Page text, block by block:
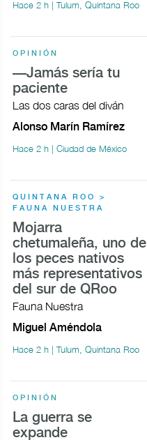
Hace 2 h | Tulum, Quintana Roo
OPINIÓN
—Jamás sería tu
paciente
Las dos caras del diván
Alonso Marín Ramírez
Hace 2 h | Ciudad de México
QUINTANA ROO >
FAUNA NUESTRA
Mojarra
chetumaleña, uno de
los peces nativos
más representativos
del sur de QRoo
Fauna Nuestra
Miguel Améndola
Hace 2 h | Tulum, Quintana Roo
OPINIÓN
La guerra se
expande